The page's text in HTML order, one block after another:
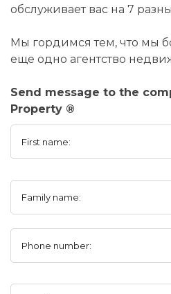
обслуживает вас на 7
Мы гордимся тем, что мы
еще одно агентство
Send message to the
Property ®
First name:
Family name:
Phone number: